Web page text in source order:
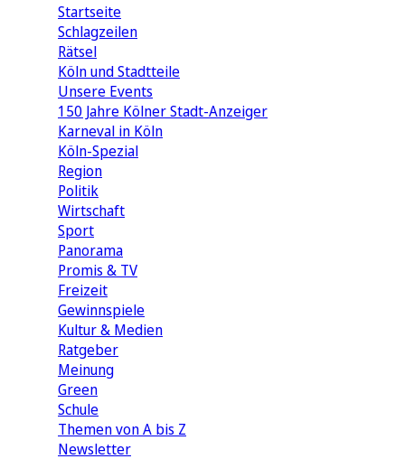
Startseite
Schlagzeilen
Rätsel
Köln und Stadtteile
Unsere Events
150 Jahre Kölner Stadt-Anzeiger
Karneval in Köln
Köln-Spezial
Region
Politik
Wirtschaft
Sport
Panorama
Promis & TV
Freizeit
Gewinnspiele
Kultur & Medien
Ratgeber
Meinung
Green
Schule
Themen von A bis Z
Newsletter